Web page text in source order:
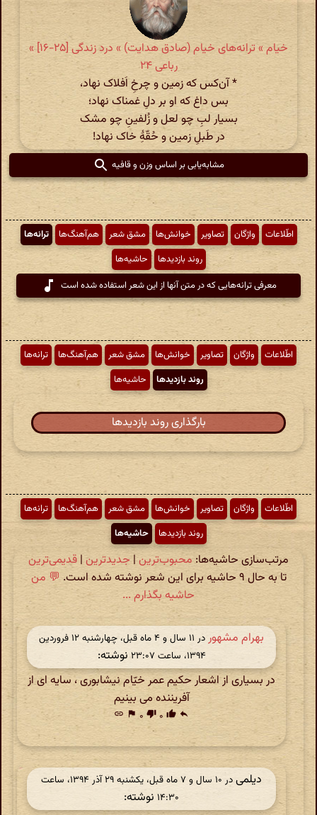
خیام » ترانه‌های خیام (صادق هدایت) » درد زندگی [۲۵-۱۶] »
رباعی ۲۴
* آن‌کس که زمین و چرخِ اَفلاک نهاد،
بس داغ که او بر دلِ غمناک نهاد؛
بسیار لبِ چو لعل و زُلفینِ چو مشک
در طَبلِ زمین و حُقّهِٔ خاک نهاد!
مشابه‌یابی بر اساس وزن و قافیه
اطّلاعات واژگان تصاویر خوانش‌ها مشق شعر هم‌آهنگ‌ها
ترانه‌ها
روند بازدیدها
حاشیه‌ها
معرفی ترانه‌هایی که در متن آنها از این شعر استفاده شده است
اطّلاعات واژگان تصاویر خوانش‌ها مشق شعر هم‌آهنگ‌ها
ترانه‌ها
روند بازدیدها
حاشیه‌ها
بارگذاری روند بازدیدها
اطّلاعات واژگان تصاویر خوانش‌ها مشق شعر هم‌آهنگ‌ها
ترانه‌ها
روند بازدیدها
حاشیه‌ها
مرتب‌سازی حاشیه‌ها:محبوب‌ترین | جدیدترین | قدیمی‌ترین
تا به حال ۹ حاشیه برای این شعر نوشته شده است.
💬 من
حاشیه بگذارم ...
بهرام مشهور
در ‫۱۱ سال و ۴ ماه قبل، چهارشنبه ۱۲ فروردین
۱۳۹۴، ساعت ۲۳:۰۷
نوشته:
در بسیاری از اشعار حکیم عمر خیّام نیشابوری ، سایه ای از
آفریننده می بینیم
reply
thumb_up ۰ thumb_down ۰ flag
link
دیلمی
در ‫۱۰ سال و ۷ ماه قبل، یکشنبه ۲۹ آذر ۱۳۹۴، ساعت
۱۴:۳۰ نوشته: